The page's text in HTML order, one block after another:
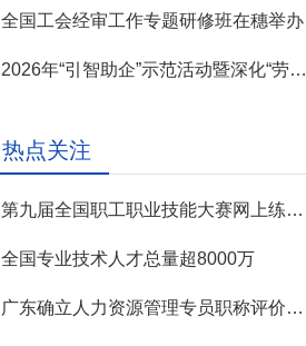
全国工会经审工作专题研修班在穗举办
2026年“引智助企”示范活动暨深化“劳模工匠进万企”专项行动启动
热点关注
第九届全国职工职业技能大赛网上练兵正式启动
全国专业技术人才总量超8000万
广东确立人力资源管理专员职称评价标准